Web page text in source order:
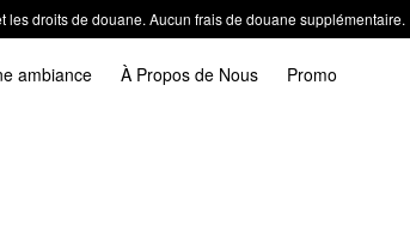
les droits de douane. Aucun frais de douane supplémentaire.
ambiance À Propos de Nous Promo